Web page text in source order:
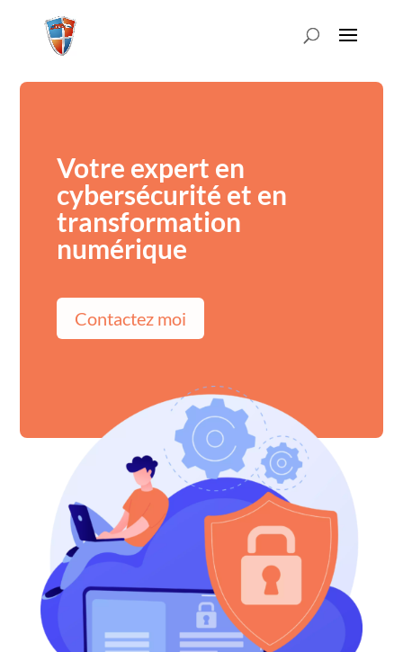
Votre expert en
cybersécurité et en
transformation
numérique
Contactez moi